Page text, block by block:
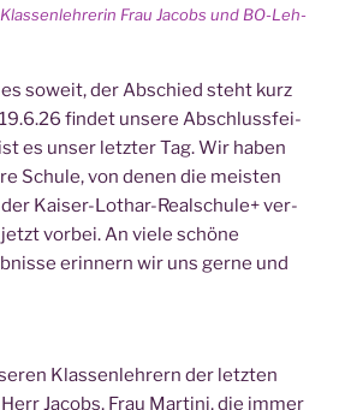
Frau Jacobs und BO-Leh­
soweit, der Abschied steht kurz
fin­det unse­re Abschluss­fei­
es unser letz­ter Tag. Wir haben
Schu­le, von denen die meis­ten
der Kai­ser-Lothar-Real­schu­le+ ver­
vor­bei. An vie­le schö­ne
erin­nern wir uns ger­ne und
Klas­sen­leh­rern der letz­ten
Herr Jacobs, Frau Mar­ti­ni, die immer